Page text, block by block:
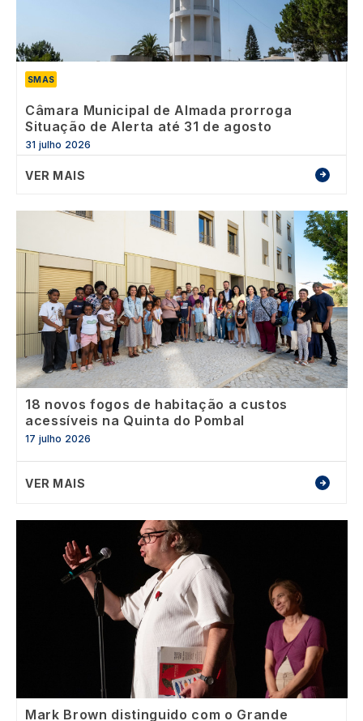
SMAS
Câmara Municipal de Almada prorroga
Situação de Alerta até 31 de agosto
31 julho 2026
VER MAIS
18 novos fogos de habitação a custos
acessíveis na Quinta do Pombal
17 julho 2026
VER MAIS
Mark Brown distinguido com o Grande